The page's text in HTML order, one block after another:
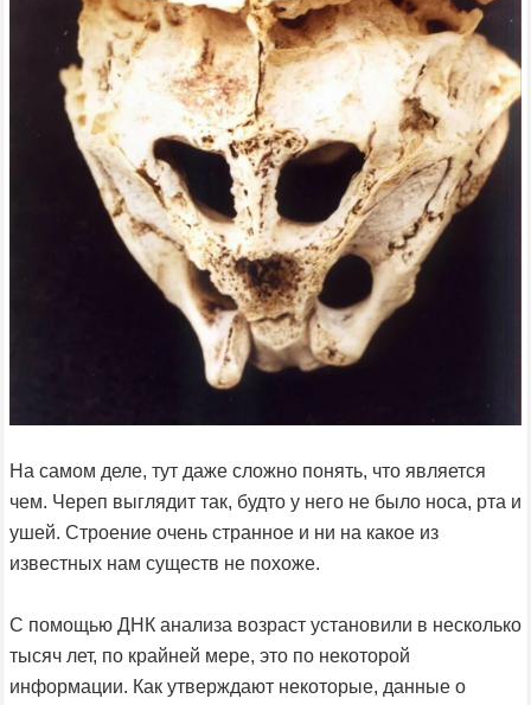
На самом деле, тут даже сложно понять, что является
чем. Череп выглядит так, будто у него не было носа, рта и
ушей. Строение очень странное и ни на какое из
известных нам существ не похоже.
С помощью ДНК анализа возраст установили в несколько
тысяч лет, по крайней мере, это по некоторой
информации. Как утверждают некоторые, данные о